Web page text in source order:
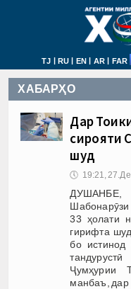
TJ | RU | EN | AR | FAR
ХАБАРҲО
Дар
сирояти
шуд
🕔 19:21,
ДУШАНБЕ,
33 ҳолати
гирифта
бо истинод
Ҷумҳурии
манбаъ, дар